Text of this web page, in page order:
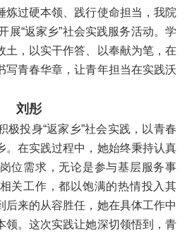
炼过硬本领、践行使命担当，我院
展“返家乡”社会实践服务活动。学
土，以实干作答、以奉献为笔，在
写青春华章，让青年担当在实践沃
刘彤
极投身“返家乡”社会实践，以青春
。在实践过程中，她始终秉持认真
位需求，无论是参与基层服务事
关工作，都以饱满的热情投入其
后来的从容胜任，她在具体工作中
领。这次实践让她深切领悟到，青